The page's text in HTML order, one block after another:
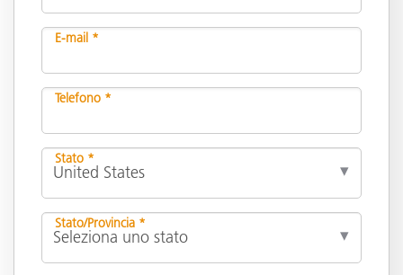
E-mail *
Telefono *
Stato *
Stato/Provincia *